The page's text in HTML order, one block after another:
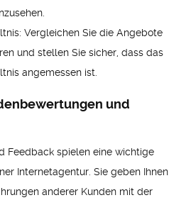
Vergleichen Sie die Angebote
und stellen Sie sicher, dass das
angemessen ist.
und
Feedback spielen eine wichtige
Internetagentur. Sie geben Ihnen
anderer Kunden mit der